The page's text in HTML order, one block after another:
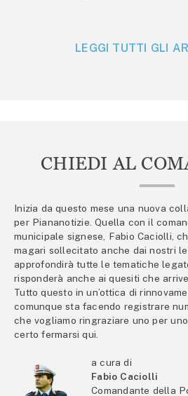
LEGGI TUTTI GLI
CHIEDI AL
Inizia da questo mese una nuova
per Piananotizie. Quella con il
municipale signese, Fabio Caciolli,
magari sollecitato anche dai nostri
approfondirà tutte le tematiche
risponderà anche ai quesiti che
Tutto questo in un’ottica di
comunque sta facendo registrare
che vogliamo ringraziare uno per
certo fermarsi qui.
a cura di
Fabio Caciolli
Comandante della